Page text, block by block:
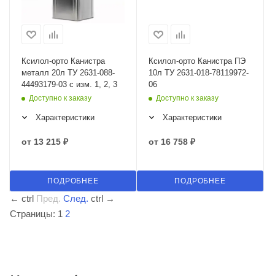
Ксилол-орто Канистра
металл 20л ТУ 2631-088-
44493179-03 с изм. 1, 2, 3
Доступно к заказу
Характеристики
от 13 215 ₽
ПОДРОБНЕЕ
Ксилол-орто Канистра ПЭ
10л ТУ 2631-018-78119972-
06
Доступно к заказу
Характеристики
от 16 758 ₽
ПОДРОБНЕЕ
← ctrl Пред. След. ctrl →
Страницы: 1 2